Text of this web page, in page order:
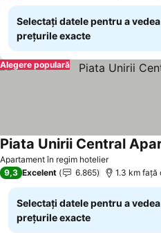
Selectați datele pentru a vedea
prețurile exacte
Alegere populară
Apartament în regim hotelier
Piata Unirii Central
9,3 Excelent 6.865 1.3 km faţă
Selectați datele pentru a vedea
prețurile exacte